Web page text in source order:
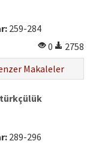
259-284
0
2758
Makaleler
289-296